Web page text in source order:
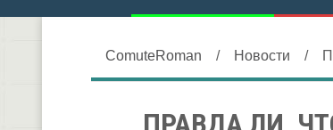
ComuteRoman / Новости /